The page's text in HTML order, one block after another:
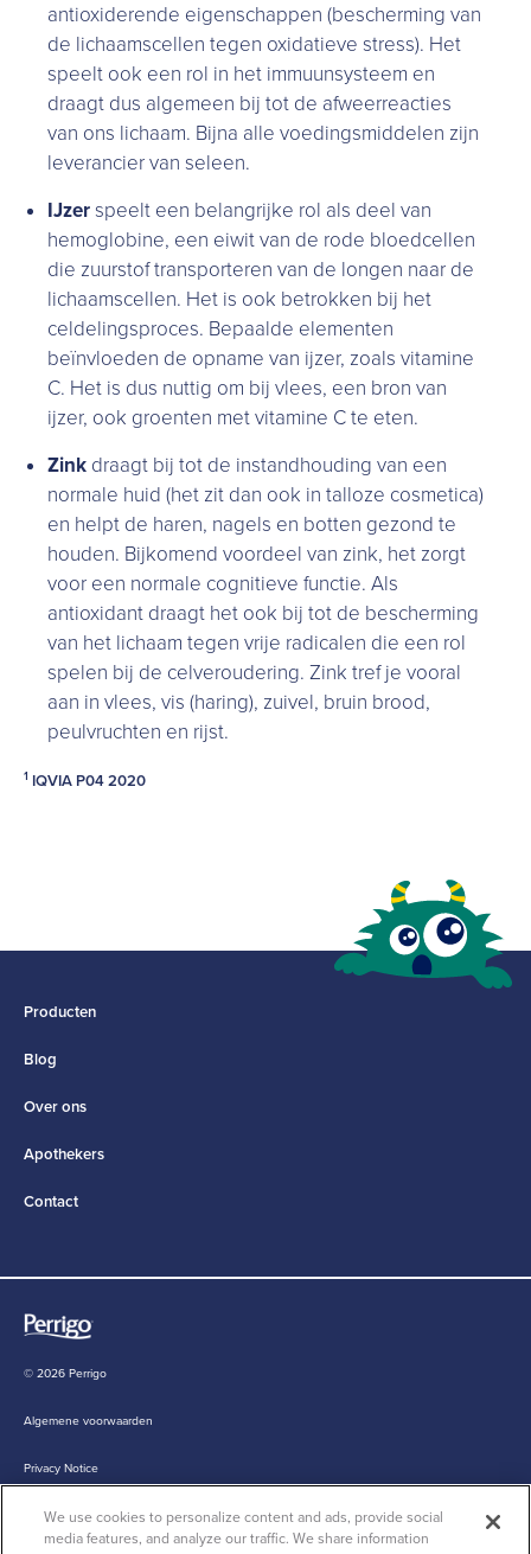
antioxiderende eigenschappen (bescherming van
de lichaamscellen tegen oxidatieve stress). Het
speelt ook een rol in het immuunsysteem en
draagt dus algemeen bij tot de afweerreacties
van ons lichaam. Bijna alle voedingsmiddelen zijn
leverancier van seleen.
IJzerspeelt een belangrijke rol als deel van
hemoglobine, een eiwit van de rode bloedcellen
die zuurstof transporteren van de longen naar de
lichaamscellen. Het is ook betrokken bij het
celdelingsproces. Bepaalde elementen
beïnvloeden de opname van ijzer, zoals vitamine
C. Het is dus nuttig om bij vlees, een bron van
ijzer, ook groenten met vitamine C te eten.
Zink draagt bij tot de instandhouding van een
normale huid (het zit dan ook in talloze cosmetica)
en helpt de haren, nagels en botten gezond te
houden. Bijkomend voordeel van zink, het zorgt
voor een normale cognitieve functie. Als
antioxidant draagt het ook bij tot de bescherming
van het lichaam tegen vrije radicalen die een rol
spelen bij de celveroudering. Zink tref je vooral
aan in vlees, vis (haring), zuivel, bruin brood,
peulvruchten en rijst.
1 IQVIA P04 2020
Producten
Blog
Over ons
Apothekers
Contact
© 2026 Perrigo
Algemene voorwaarden
Privacy Notice
Cookie Statement
We use cookies to personalize content and ads, provide social
media features, and analyze our traffic. We share information